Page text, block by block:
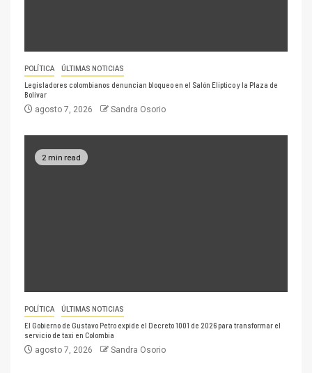
POLÍTICA ÚLTIMAS NOTICIAS
Legisladores colombianos denuncian bloqueo en el Salón Elíptico y la Plaza de
Bolívar
agosto 7, 2026 Sandra Osorio
2 min read
POLÍTICA ÚLTIMAS NOTICIAS
El Gobierno de Gustavo Petro expide el Decreto 1001 de 2026 para transformar el
servicio de taxi en Colombia
agosto 7, 2026 Sandra Osorio